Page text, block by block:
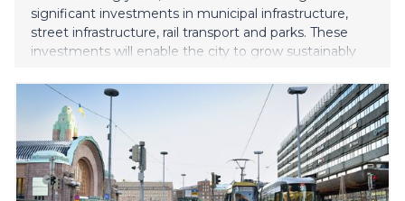
significant investments in municipal infrastructure,
street infrastructure, rail transport and parks. These
investments will enable the city to grow sustainably
contributing to the functional everyday life of
residents. At the same time, the City is working to
ensure that Helsinki remains functional during the
construction works.